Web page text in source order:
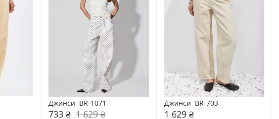
Джинси  BR-1071
733 ₴ 1 629 ₴
Джинси  BR-703
1 629 ₴